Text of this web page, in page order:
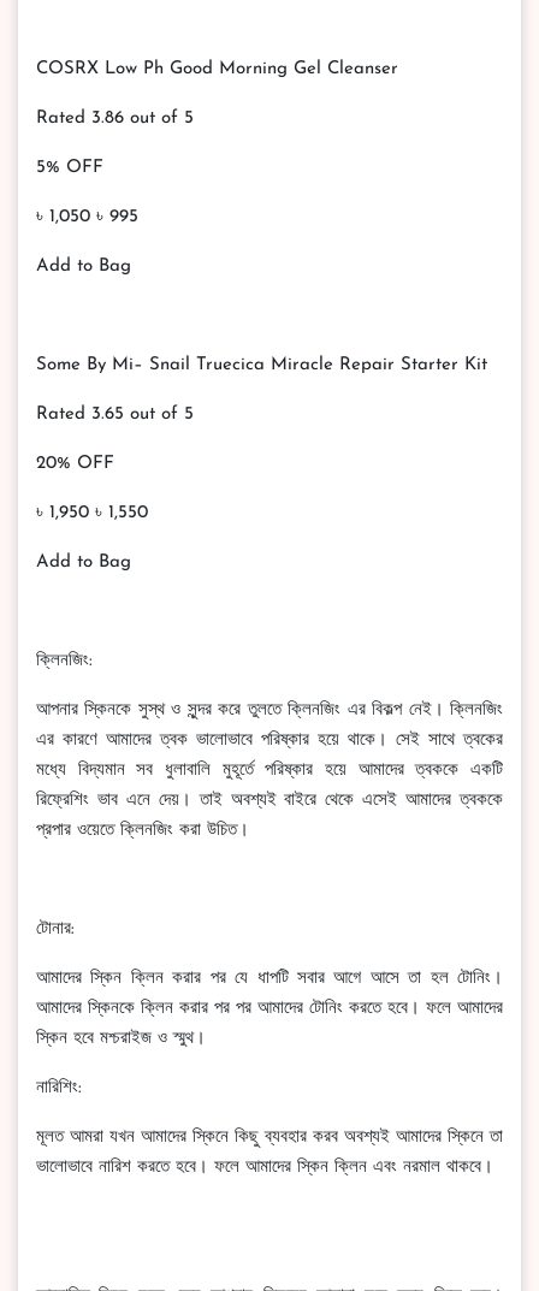
COSRX Low Ph Good Morning Gel Cleanser
Rated 3.86 out of 5
5% OFF
৳ 1,050 ৳ 995
Add to Bag
Some By Mi– Snail Truecica Miracle Repair Starter Kit
Rated 3.65 out of 5
20% OFF
৳ 1,950 ৳ 1,550
Add to Bag
ক্লিনজিং:
আপনার স্কিনকে সুস্থ ও সুন্দর করে তুলতে ক্লিনজিং এর বিকল্প নেই। ক্লিনজিং
এর কারণে আমাদের ত্বক ভালোভাবে পরিষ্কার হয়ে থাকে। সেই সাথে ত্বকের
মধ্যে বিদ্যমান সব ধুলাবালি মুহূর্তে পরিষ্কার হয়ে আমাদের ত্বককে একটি
রিফ্রেশিং ভাব এনে দেয়। তাই অবশ্যই বাইরে থেকে এসেই আমাদের ত্বককে
প্রপার ওয়েতে ক্লিনজিং করা উচিত।
টোনার:
আমাদের স্কিন ক্লিন করার পর যে ধাপটি সবার আগে আসে তা হল টোনিং।
আমাদের স্কিনকে ক্লিন করার পর পর আমাদের টোনিং করতে হবে। ফলে আমাদের
স্কিন হবে মশ্চরাইজ ও স্মুথ।
নারিশিং:
মূলত আমরা যখন আমাদের স্কিনে কিছু ব্যবহার করব অবশ্যই আমাদের স্কিনে তা
ভালোভাবে নারিশ করতে হবে। ফলে আমাদের স্কিন ক্লিন এবং নরমাল থাকবে।